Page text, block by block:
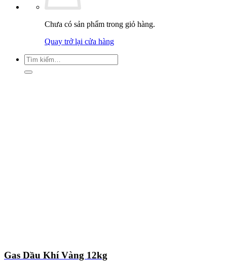
Chưa có sản phẩm trong giỏ hàng.
Quay trở lại cửa hàng
Tìm
kiếm:
Gas Dầu Khí Vàng 12kg